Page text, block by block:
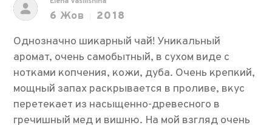
6 Жов
2018
Однозначно шикарный чай! Уникальный
аромат, очень самобытный, в сухом виде с
нотками копчения, кожи, дуба. Очень крепкий,
мощный запах раскрывается в проливе, вкус
перетекает из насыщенно-древесного в
гречишный мед и вишню. На мой взгляд очень